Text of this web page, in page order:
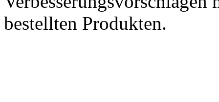
bestellten Produkten.